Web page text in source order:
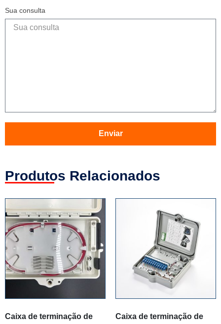
Sua consulta
Enviar
Produtos Relacionados
Caixa de terminação de
Caixa de terminação de